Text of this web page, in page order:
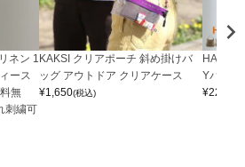
ネン 1
ース
無
刺繍可
KAKSI クリアポーチ 斜め掛けバ
ッグ アウトドア クリアケース
¥1,650(税込)
Yバッグ
¥22,000